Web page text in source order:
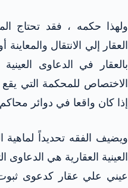
ولهذا حكمه ، فقد تحتاج
العقار إلي الانتقال
بالعقار في الدعاوى
الاختصاص للمحكمة التي يقع
إذا كان واقعا في دوائر
ويضيف الفقه تحديداً لماهية
العينية العقارية هي
عيني علي عقار كدعوى